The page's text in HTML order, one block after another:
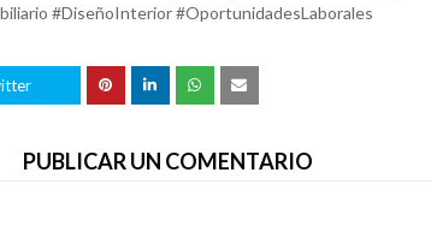
#DiseñoInterior #OportunidadesLaborales
PUBLICAR UN COMENTARIO